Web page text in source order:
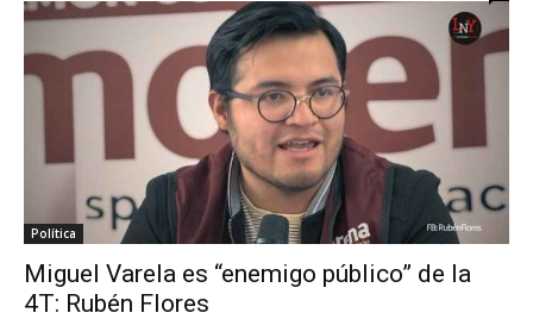
Política
Miguel Varela es “enemigo público” de la
4T: Rubén Flores